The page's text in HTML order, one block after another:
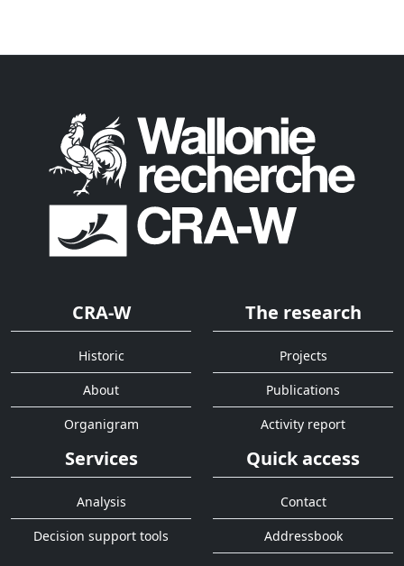
CRA-W
Historic
About
Organigram
The research
Projects
Publications
Activity report
Services
Analysis
Decision support tools
Quick access
Contact
Addressbook